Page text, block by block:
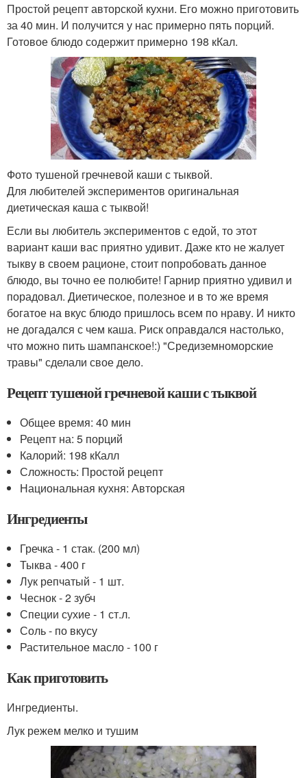
Простой рецепт авторской кухни. Его можно приготовить
за 40 мин. И получится у нас примерно пять порций.
Готовое блюдо содержит примерно 198 кКал.
Фото тушеной гречневой каши с тыквой.
Для любителей экспериментов оригинальная
диетическая каша с тыквой!
Если вы любитель экспериментов с едой, то этот
вариант каши вас приятно удивит. Даже кто не жалует
тыкву в своем рационе, стоит попробовать данное
блюдо, вы точно ее полюбите! Гарнир приятно удивил и
порадовал. Диетическое, полезное и в то же время
богатое на вкус блюдо пришлось всем по нраву. И никто
не догадался с чем каша. Риск оправдался настолько,
что можно пить шампанское!:) "Средиземноморские
травы" сделали свое дело.
Рецепт тушеной гречневой каши с тыквой
Общее время: 40 мин
Рецепт на: 5 порций
Калорий: 198 кКалл
Сложность: Простой рецепт
Национальная кухня: Авторская
Ингредиенты
Гречка - 1 стак. (200 мл)
Тыква - 400 г
Лук репчатый - 1 шт.
Чеснок - 2 зубч
Специи сухие - 1 ст.л.
Соль - по вкусу
Растительное масло - 100 г
Как приготовить
Ингредиенты.
Лук режем мелко и тушим